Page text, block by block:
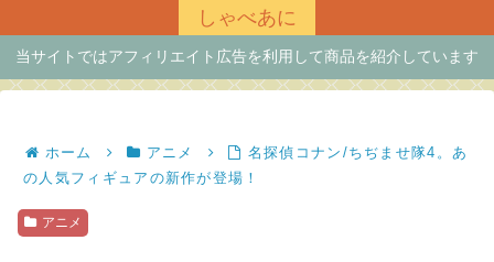
しゃべあに
当サイトではアフィリエイト広告を利用して商品を紹介しています
ホーム アニメ
名探偵コナン/ちぢませ隊4。あ
の人気フィギュアの新作が登場！
アニメ